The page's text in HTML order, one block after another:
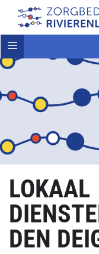
Toggle
navigatie
LOKAAL
DEN